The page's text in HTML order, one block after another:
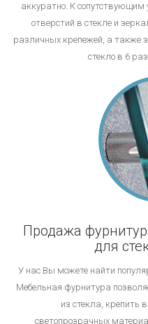
аккуратно. К сопутствующим
отверстий в стекле и
различных крепежей, а также
стекло в 6
Продажа
для
У нас Вы можете найти
Мебельная фурнитура
из стекла, крепить
светопрозрачных